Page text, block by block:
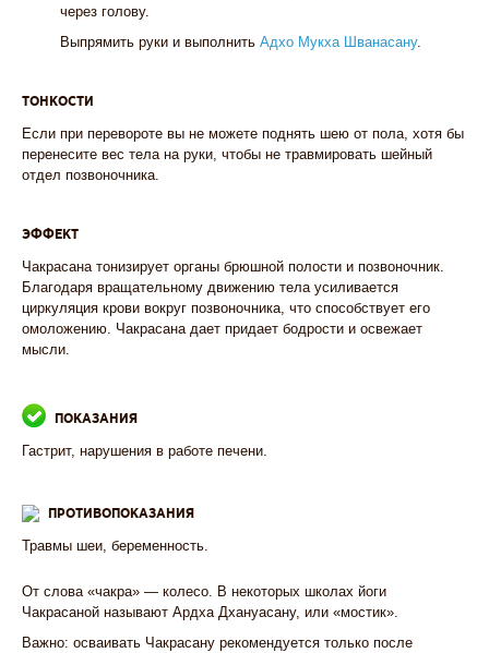
через голову.
Выпрямить руки и выполнить Адхо Мукха Шванасану.
ТОНКОСТИ
Если при перевороте вы не можете поднять шею от пола, хотя бы
перенесите вес тела на руки, чтобы не травмировать шейный
отдел позвоночника.
ЭФФЕКТ
Чакрасана тонизирует органы брюшной полости и позвоночник.
Благодаря вращательному движению тела усиливается
циркуляция крови вокруг позвоночника, что способствует его
омоложению. Чакрасана дает придает бодрости и освежает
мысли.
ПОКАЗАНИЯ
Гастрит, нарушения в работе печени.
ПРОТИВОПОКАЗАНИЯ
Травмы шеи, беременность.
От слова «чакра» — колесо. В некоторых школах йоги
Чакрасаной называют Ардха Дхануасану, или «мостик».
Важно: осваивать Чакрасану рекомендуется только после